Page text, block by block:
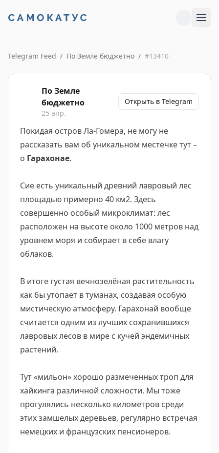
Telegram Feed / По Земле бюджетно / #13410
По Земле
бюджетно
25 апр.
Открыть в Telegram
Покидая остров Ла-Гомера, не могу не
рассказать вам об уникальном местечке тут –
о Гарахонае.
Сие есть уникальный древний лавровый лес
площадью примерно 40 км2. Здесь
совершенно особый микроклимат: лес
расположен на высоте около 1000 метров над
уровнем моря и собирает в себе влагу
облаков.
В итоге густая вечнозелёная растительность
как бы утопает в туманах, создавая особую
мистическую атмосферу. Гарахонай вообще
считается одним из лучших сохранившихся
лавровых лесов в мире с кучей эндемичных
растений.
Тут «мильон» хорошо размеченных троп для
хайкинга различной сложности. Мы тоже
прогулялись несколько километров среди
этих замшелых деревьев, регулярно встречая
немецких и французских пенсионеров.